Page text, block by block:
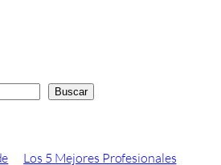
Buscar
Los 5 Mejores Profesionales